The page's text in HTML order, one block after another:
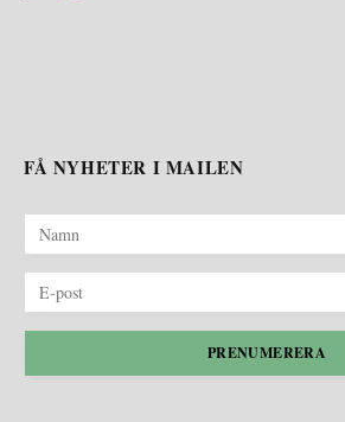
FÅ NYHETER I MAILEN
PRENUMERERA